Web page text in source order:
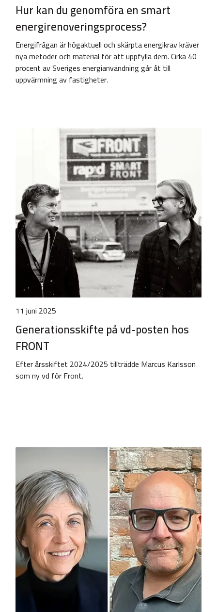
Hur kan du genomföra en smart
energirenoveringsprocess?
Energifrågan är högaktuell och skärpta energikrav kräver
nya metoder och material för att uppfylla dem. Cirka 40
procent av Sveriges energianvändning går åt till
uppvärmning av fastigheter.
11 juni 2025
Generationsskifte på vd-posten hos
FRONT
Efter årsskiftet 2024/2025 tillträdde Marcus Karlsson
som ny vd för Front.